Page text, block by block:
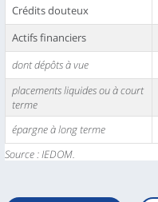
Crédits douteux
Actifs financiers
dont dépôts à vue
placements liquides ou à court
terme
épargne à long terme
Source : IEDOM.